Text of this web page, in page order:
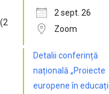
2 sept. 26
Zoom
Detalii conferință
națională „Proiecte
europene în